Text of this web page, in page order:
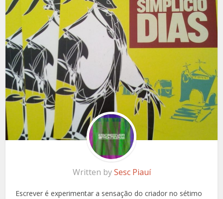
Written bySesc Piauí
Escrever é experimentar a sensação do criador no sétimo